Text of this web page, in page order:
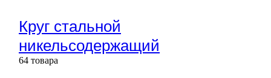
Круг стальной
никельсодержащий
64 товара